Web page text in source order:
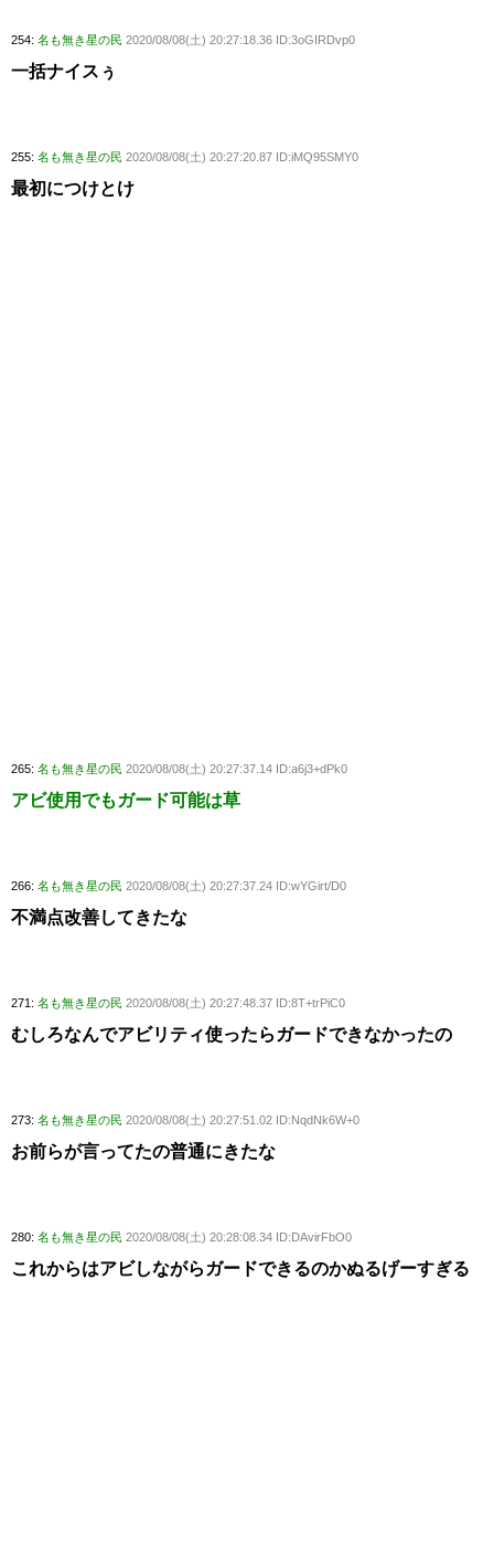
254: 名も無き星の民 2020/08/08(土) 20:27:18.36 ID:3oGIRDvp0
一括ナイスぅ
255: 名も無き星の民 2020/08/08(土) 20:27:20.87 ID:iMQ95SMY0
最初につけとけ
265: 名も無き星の民 2020/08/08(土) 20:27:37.14 ID:a6j3+dPk0
アビ使用でもガード可能は草
266: 名も無き星の民 2020/08/08(土) 20:27:37.24 ID:wYGirt/D0
不満点改善してきたな
271: 名も無き星の民 2020/08/08(土) 20:27:48.37 ID:8T+trPiC0
むしろなんでアビリティ使ったらガードできなかったの
273: 名も無き星の民 2020/08/08(土) 20:27:51.02 ID:NqdNk6W+0
お前らが言ってたの普通にきたな
280: 名も無き星の民 2020/08/08(土) 20:28:08.34 ID:DAvirFbO0
これからはアビしながらガードできるのかぬるげーすぎる